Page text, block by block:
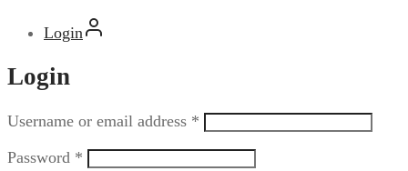
Login
Login
Username or email address *
Password *